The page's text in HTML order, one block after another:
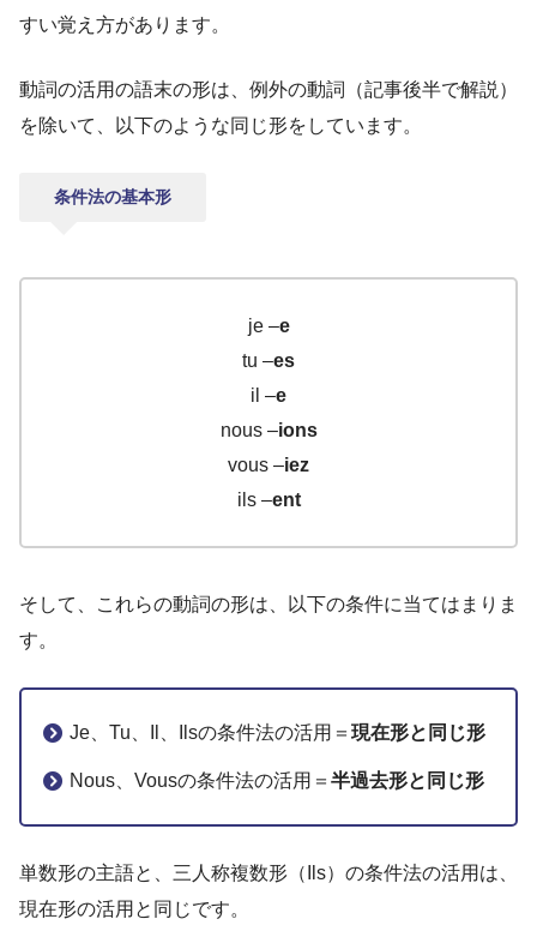
すい覚え方があります。
動詞の活用の語末の形は、例外の動詞（記事後半で解説）
を除いて、以下のような同じ形をしています。
条件法の基本形
je –e
tu –es
il –e
nous –ions
vous –iez
ils –ent
そして、これらの動詞の形は、以下の条件に当てはまりま
す。
Je、Tu、Il、Ilsの条件法の活用＝ 現在形と同じ形
Nous、Vousの条件法の活用＝ 半過去形と同じ形
単数形の主語と、三人称複数形（Ils）の条件法の活用は、
現在形の活用と同じです。